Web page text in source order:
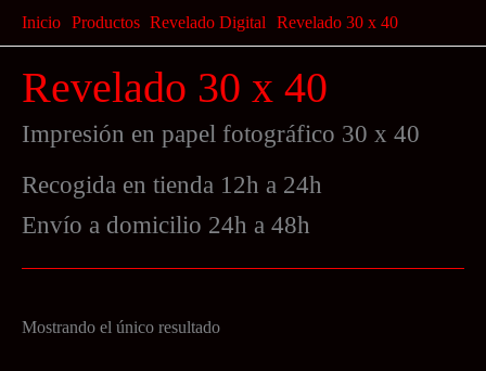
al
contenido
Inicio Productos Revelado Digital Revelado 30 x 40
Revelado 30 x 40
Impresión en papel fotográfico 30 x 40
Recogida en tienda 12h a 24h
Envío a domicilio 24h a 48h
Mostrando el único resultado